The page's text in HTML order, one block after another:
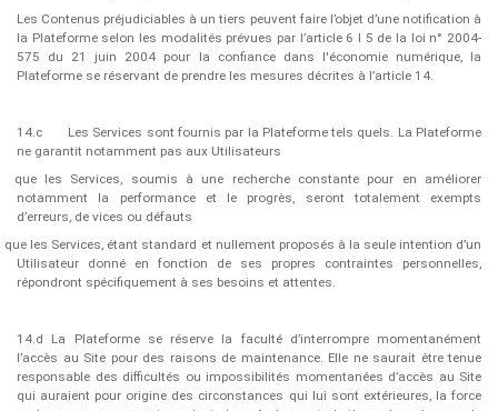
Les Contenus préjudiciables à un tiers peuvent faire l’objet d’une notification à
la Plateforme selon les modalités prévues par l’article 6 I 5 de la loi n° 2004-
575 du 21 juin 2004 pour la confiance dans l'économie numérique, la
Plateforme se réservant de prendre les mesures décrites à l’article 14.
14.c
Les Services sont fournis par la Plateforme tels quels. La Plateforme
ne garantit notamment pas aux Utilisateurs
que les Services, soumis à une recherche constante pour en améliorer
notamment la performance et le progrès, seront totalement exempts
d’erreurs, de vices ou défauts
que les Services, étant standard et nullement proposés à la seule intention d’un
Utilisateur donné en fonction de ses propres contraintes personnelles,
répondront spécifiquement à ses besoins et attentes.
14.d La Plateforme se réserve la faculté d’interrompre momentanément
l’accès au Site pour des raisons de maintenance. Elle ne saurait être tenue
responsable des difficultés ou impossibilités momentanées d’accès au Site
qui auraient pour origine des circonstances qui lui sont extérieures, la force